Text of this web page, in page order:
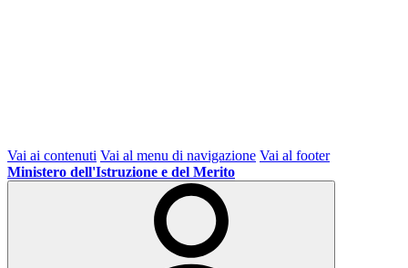
Vai ai contenuti Vai al menu di navigazione Vai al footer
Ministero dell'Istruzione e del Merito